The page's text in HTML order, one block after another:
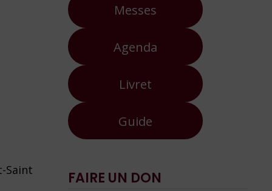
Saint
Messes
Agenda
Livret
Guide
FAIRE UN DON